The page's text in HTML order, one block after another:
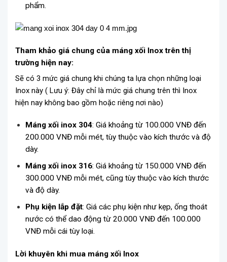
phẩm.
Tham khảo giá chung của máng xối Inox trên thị
trường hiện nay:
Sẽ có 3 mức giá chung khi chúng ta lựa chọn những loại
Inox này ( Lưu ý: Đây chỉ là mức giá chung trên thì Inox
hiện nay không bao gồm hoặc riêng nơi nào)
Máng xối inox 304: Giá khoảng từ 100.000 VNĐ đến
200.000 VNĐ mỗi mét, tùy thuộc vào kích thước và độ
dày.
Máng xối inox 316: Giá khoảng từ 150.000 VNĐ đến
300.000 VNĐ mỗi mét, cũng tùy thuộc vào kích thước
và độ dày.
Phụ kiện lắp đặt: Giá các phụ kiện như kẹp, ống thoát
nước có thể dao động từ 20.000 VNĐ đến 100.000
VNĐ mỗi cái tùy loại.
Lời khuyên khi mua máng xối Inox